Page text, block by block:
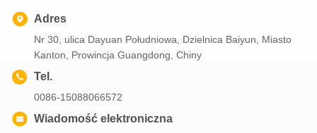
Adres
Nr 30, ulica Dayuan Południowa, Dzielnica Baiyun, Miasto
Kanton, Prowincja Guangdong, Chiny
Tel.
0086-15088066572
Wiadomość elektroniczna